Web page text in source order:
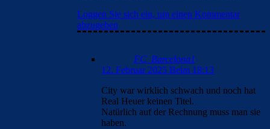
Loggen Sie sich ein, um einen Kommentar
abzugeben
FC_Barcelona1
12. Februar 2025 Beim 18:13
City war wirklich schwach und noch hat
Real Heuer keinen Titel.
Natürlich auf der Rechnung muss man sie
haben.